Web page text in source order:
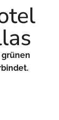
grünen